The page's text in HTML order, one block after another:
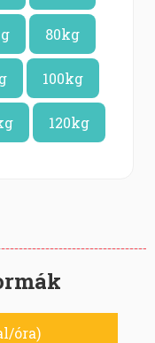
80kg
100kg
120kg
óra)